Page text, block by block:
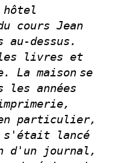
hôtel
cours Jean
au-dessus.
livres et
La maison se
les années
particulier,
lancé
d'un journal,